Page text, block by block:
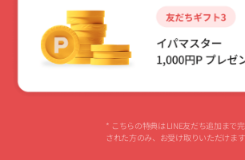
* こちらの特典は LINE友だち追加まで
された方のみ、お受け取りいただけます